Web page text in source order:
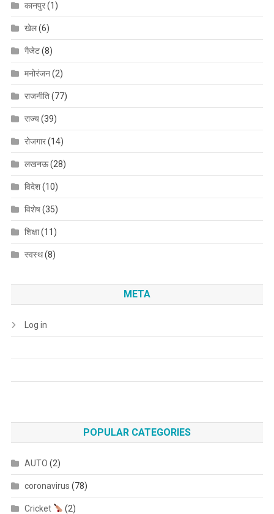
कानपुर(1)
खेल(6)
गैजेट(8)
मनोरंजन(2)
राजनीति(77)
राज्य(39)
रोजगार(14)
लखनऊ(28)
विदेश(10)
विशेष(35)
शिक्षा(11)
स्वस्थ(8)
META
Log in
POPULAR CATEGORIES
AUTO (2)
coronavirus (78)
Cricket (2)